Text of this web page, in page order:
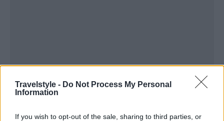
Travelstyle - Do Not Process My Personal
Information
If you wish to opt-out of the sale, sharing to third parties, or